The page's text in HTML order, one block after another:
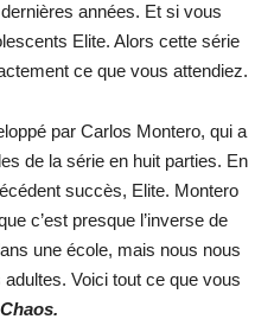
années. Et si vous
Elite. Alors cette série
ce que vous attendiez.
par Carlos Montero, qui a
de la série en huit parties. En
succès, Elite. Montero
c’est presque l’inverse de
une école, mais nous nous
Voici tout ce que vous